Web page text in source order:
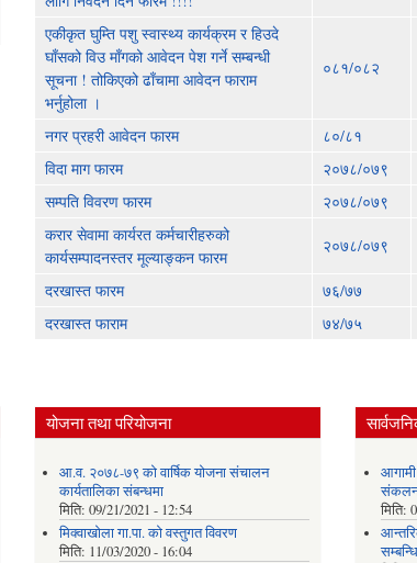
एकीकृत घुम्ति पशु स्वास्थ्य कार्यक्रम र हिउदे
घाँसको विउ माँगको आवेदन पेश गर्ने सम्बन्धी
सूचना ! तोकिएको ढाँचामा आवेदन फाराम
भर्नुहोला ।
०८१/०८२
नगर प्रहरी आवेदन फारम ८०/८१
विदा माग फारम
२०७८/०७९
सम्पति विवरण फारम
२०७८/०७९
करार सेवामा कार्यरत कर्मचारीहरुको
कार्यसम्पादनस्तर मूल्याङ्कन फारम
२०७८/०७९
दरखास्त फारम ७६/७७
दरखास्त फाराम
७४/७५
योजना तथा परियोजना
आ.व. २०७८-७९ को वार्षिक योजना संचालन
कार्यतालिका संबन्धमा
मिति:09/21/2021 - 12:54
मिक्वाखोला गा.पा. को वस्तुगत विवरण
मिति: 11/03/2020 - 16:04
मिति: